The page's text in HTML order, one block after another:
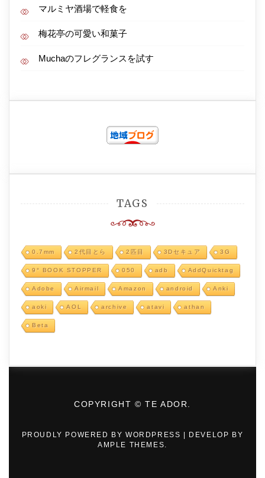
マルミヤ酒場で軽食を
梅花亭の可愛い和菓子
Muchaのフレグランスを試す
TAGS
0.7mm 2代目とら 2匹目 3Dセキュア 3G
9° BOOK STOPPER 050 adb AddQuicktag
Adobe Airmail Amazon android Anki
aoki AOL archive atavi athan
Beta
COPYRIGHT © TE ADOR.
PROUDLY POWERED BY WORDPRESS
DEVELOP BY
AMPLE THEMES.